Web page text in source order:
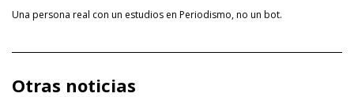
Una persona real con un estudios en Periodismo, no un bot.
Otras noticias